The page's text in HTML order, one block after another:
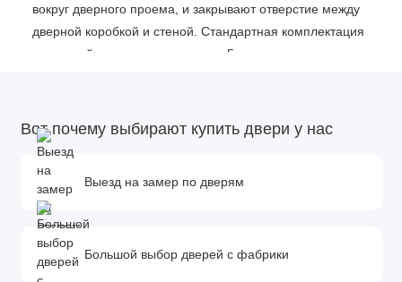
вокруг дверного проема, и закрывают отверстие между
дверной коробкой и стеной. Стандартная комплектация
для одной двери с двух сторон - 5 шт.
Каркас полотна: массив сосны.
Внутреннее заполнение: мебельный щит, МДФ плита.
Покрытие: эмаль..
Толщина полотна: 38-40 мм.
Фурнитура и доборы в комплект не входят.
Доборы, которыми можно укомплектовать дверь:
Вот почему выбирают купить двери у нас
Выезд на замер по дверям
Большой выбор дверей с фабрики